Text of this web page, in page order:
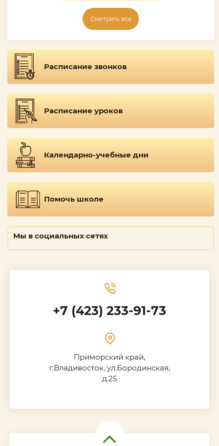
Смотреть все
Расписание звонков
Расписание уроков
Календарно-учебные дни
Помочь школе
Мы в социальных сетях
+7 (423) 233-91-73
Приморский край,
г.Владивосток, ул.Бородинская,
д.25